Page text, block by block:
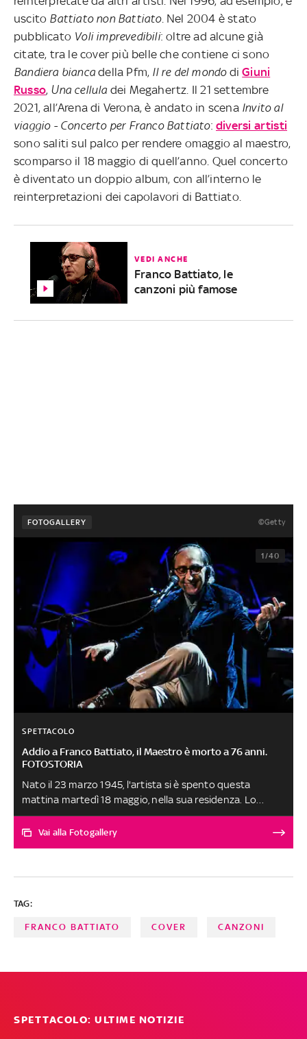
uscito Battiato non Battiato. Nel 2004 è stato
pubblicato Voli imprevedibili: oltre ad alcune già
citate, tra le cover più belle che contiene ci sono
Bandiera biancadella Pfm, Il re del mondodiGiuni
Russo, Una celluladei Megahertz. Il 21 settembre
2021, all’Arena di Verona, è andato in scena Invito al
viaggio - Concerto per Franco Battiato:diversi artisti
sono saliti sul palco per rendere omaggio al maestro,
scomparso il 18 maggio di quell’anno. Quel concerto
è diventato un doppio album, con all’interno le
reinterpretazioni dei capolavori di Battiato.
VEDI ANCHE
Franco Battiato, le
canzoni più famose
FOTOGALLERY ©Getty
1/40
SPETTACOLO
Addio a Franco Battiato, il Maestro è morto a 76 anni.
FOTOSTORIA
Nato il 23 marzo 1945, l'artista si è spento questa
mattina martedì 18 maggio, nella sua residenza. Lo
rende noto la famiglia. I funerali avverranno in forma
privata. Tra i cantautori più amati in assoluto, ha scritto
Vai alla Fotogallery
TAG:
FRANCO BATTIATO COVER CANZONI
SPETTACOLO: ULTIME NOTIZIE